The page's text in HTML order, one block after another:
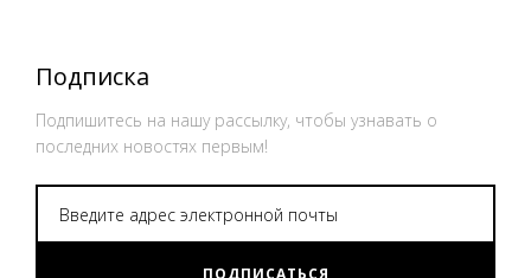
Подписка
Подпишитесь на нашу рассылку, чтобы узнавать о
последних новостях первым!
ПОДПИСАТЬСЯ